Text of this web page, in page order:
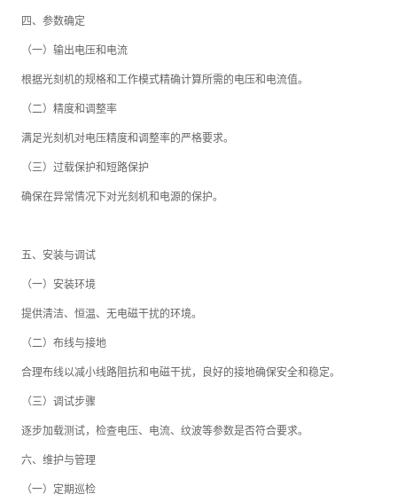
四、参数确定
（一）输出电压和电流
根据光刻机的规格和工作模式精确计算所需的电压和电流值。
（二）精度和调整率
满足光刻机对电压精度和调整率的严格要求。
（三）过载保护和短路保护
确保在异常情况下对光刻机和电源的保护。
五、安装与调试
（一）安装环境
提供清洁、恒温、无电磁干扰的环境。
（二）布线与接地
合理布线以减小线路阻抗和电磁干扰，良好的接地确保安全和稳定。
（三）调试步骤
逐步加载测试，检查电压、电流、纹波等参数是否符合要求。
六、维护与管理
（一）定期巡检